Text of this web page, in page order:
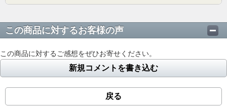
この商品に対するお客様の声
この商品に対するご感想をぜひお寄せください。
新規コメントを書き込む
戻る